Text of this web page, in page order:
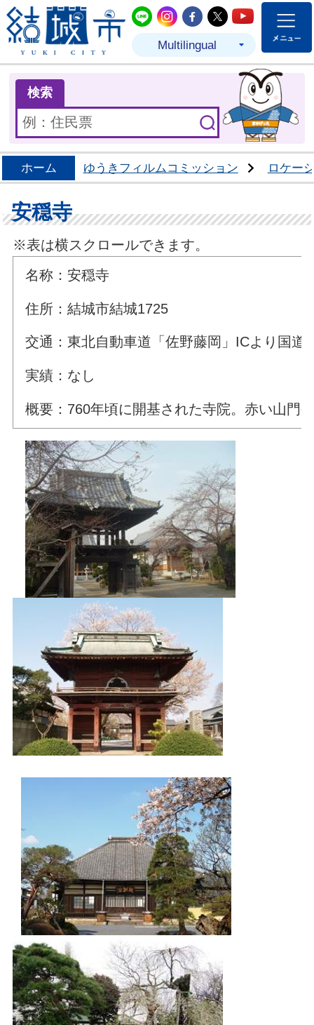
結城市公式LINE
結城市公式Instagram
結城市公式
結城市公式
結城市
Multilingual
検索
ホーム ゆうきフィルムコミッション ロケー
安穏寺
※表は横スクロールできます。
名称：安穏寺
住所：結城市結城1725
交通：東北自動車道「佐野藤岡」ICより国道
実績：なし
概要：760年頃に開基された寺院。赤い山門